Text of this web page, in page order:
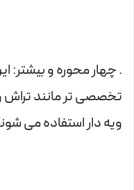
. چهار محوره و بیشتر:
تخصصی تر مانند تراش
ویه دار استفاده می